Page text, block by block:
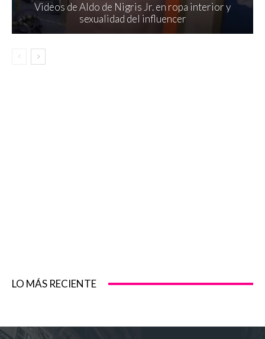
Videos de Aldo de Nigris Jr. en ropa interior y
sexualidad del influencer
LO MÁS RECIENTE